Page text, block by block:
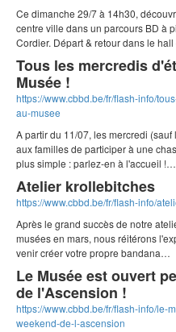
Ce dimanche 29/7 à 14h30,
centre ville dans un parcours BD à
Cordier. Départ & retour dans le
Tous les mercredis
Musée !
https://www.cbbd.be/fr/flash-info/
au-musee
A partir du 11/07, les mercredi
aux familles de participer à une
plus simple : parlez-en à l'accueil !…
Atelier krollebitches
https://www.cbbd.be/fr/flash-info/
Après le grand succès de notre
musées en mars, nous réitérons
venir créer votre propre bandana…
Le Musée est ouvert
de l'Ascension !
https://www.cbbd.be/fr/flash-info/le-
weekend-de-l-ascension